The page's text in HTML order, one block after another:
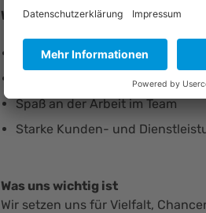
Womit Du uns noch überzeugen
Zuverlässigkeit,
Organisationsgeschick
Spaß an der Arbeit im Team
Starke Kunden- und
Was uns wichtig ist
Wir setzen uns für Vielfalt,